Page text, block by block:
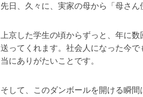
先日、久々に、実家の母から「母さん
上京した学生の頃からずっと、年に
送ってくれます。社会人になった今
当にありがたいことです。
そして、このダンボールを開ける瞬